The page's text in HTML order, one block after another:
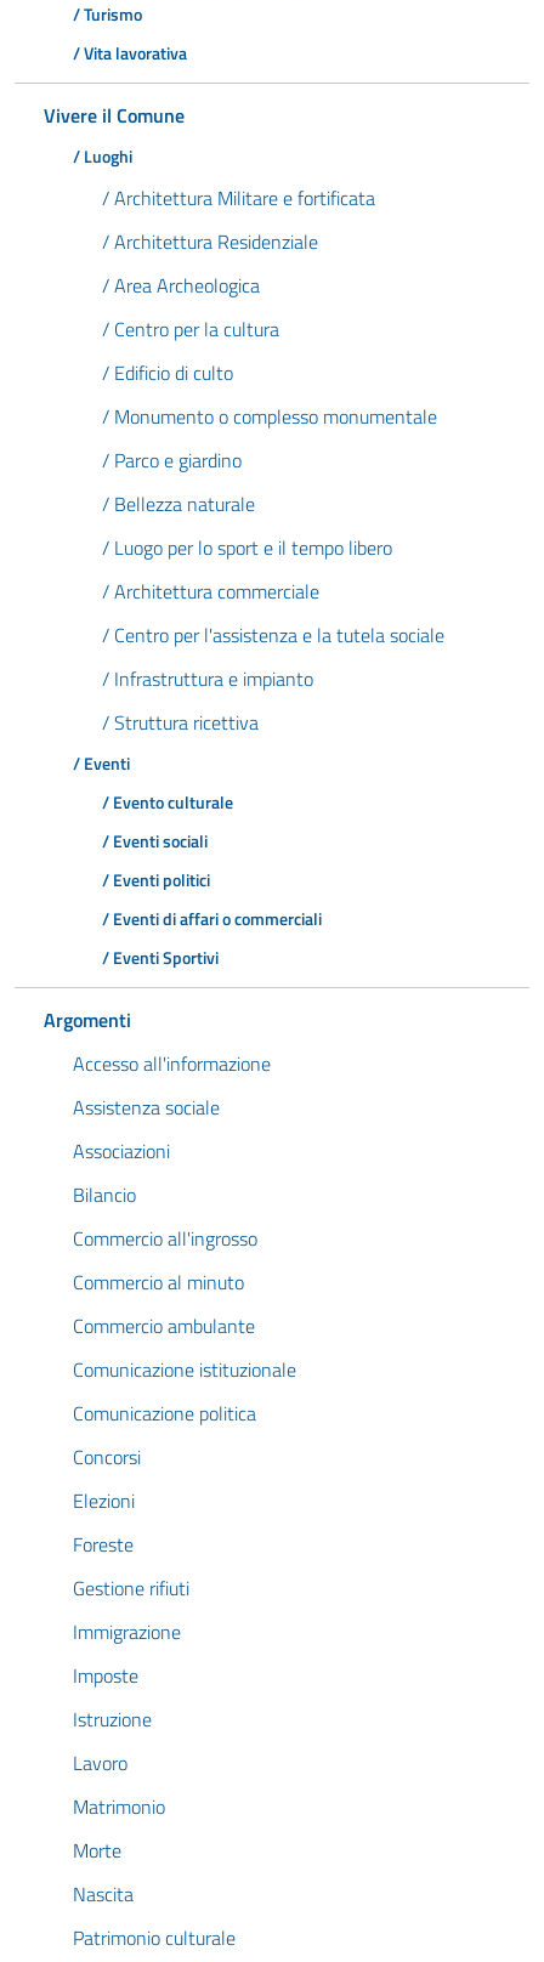
/ Turismo
/ Vita lavorativa
Vivere il Comune
/ Luoghi
/ Architettura Militare e fortificata
/ Architettura Residenziale
/ Area Archeologica
/ Centro per la cultura
/ Edificio di culto
/ Monumento o complesso monumentale
/ Parco e giardino
/ Bellezza naturale
/ Luogo per lo sport e il tempo libero
/ Architettura commerciale
/ Centro per l'assistenza e la tutela sociale
/ Infrastruttura e impianto
/ Struttura ricettiva
/ Eventi
/ Evento culturale
/ Eventi sociali
/ Eventi politici
/ Eventi di affari o commerciali
/ Eventi Sportivi
Argomenti
Accesso all'informazione
Assistenza sociale
Associazioni
Bilancio
Commercio all'ingrosso
Commercio al minuto
Commercio ambulante
Comunicazione istituzionale
Comunicazione politica
Concorsi
Elezioni
Foreste
Gestione rifiuti
Immigrazione
Imposte
Istruzione
Lavoro
Matrimonio
Morte
Nascita
Patrimonio culturale